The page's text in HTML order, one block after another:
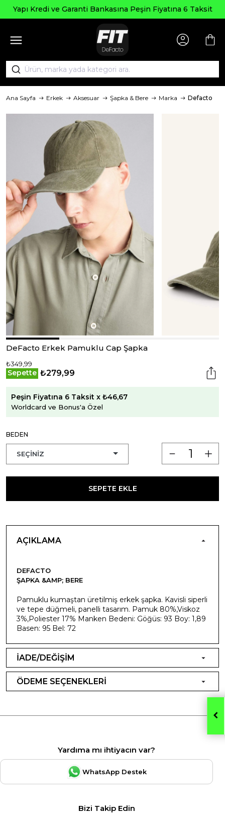
Yapı Kredi ve Garanti Bankasına Peşin Fiyatına 6 Taksit
Ana Sayfa Erkek Aksesuar Şapka & Bere Marka Defacto
DeFacto Erkek Pamuklu Cap Şapka
₺349,99
Sepette ₺279,99
Peşin Fiyatına 6 Taksit x ₺46,67
Worldcard ve Bonus'a Özel
BEDEN
SEPETE EKLE
AÇIKLAMA
DEFACTO
ŞAPKA &AMP; BERE
Pamuklu kumaştan üretilmiş erkek şapka. Kavisli siperli
ve tepe düğmeli, panelli tasarım. Pamuk 80%,Viskoz
3%,Poliester 17% Manken Bedeni: Göğüs: 93 Boy: 1,89
Basen: 95 Bel: 72
İADE/DEĞİŞİM
ÖDEME SEÇENEKLERİ
Yardıma mı ihtiyacın var?
WhatsApp Destek
Bizi Takip Edin